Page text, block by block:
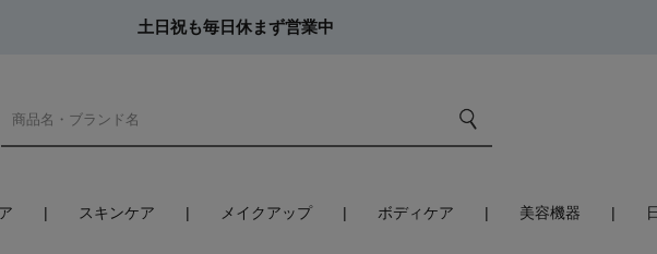
土日祝も毎日休まず営業中
スキンケア メイクアップ ボディケア 美容機器